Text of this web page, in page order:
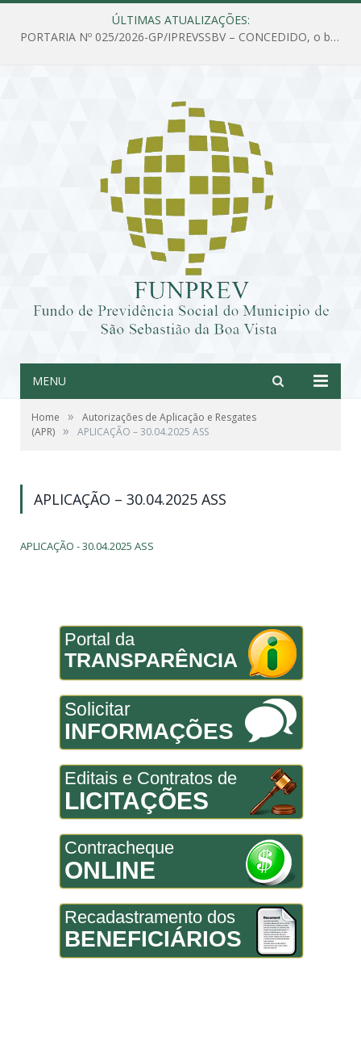
ÚLTIMAS ATUALIZAÇÕES:
PORTARIA Nº 025/2026-GP/IPREVSSBV – CONCEDIDO, o benefício de PENSÃO a MARIA ESTELA DOS SANTOS SOUZA
MENU
Home »
Autorizações de Aplicação e Resgates
(APR) » APLICAÇÃO – 30.04.2025 ASS
APLICAÇÃO – 30.04.2025 ASS
APLICAÇÃO - 30.04.2025 ASS
Portal da
TRANSPARÊNCIA
Solicitar
INFORMAÇÕES
Editais e Contratos de
LICITAÇÕES
Contracheque
ONLINE
Recadastramento dos
BENEFICIÁRIOS